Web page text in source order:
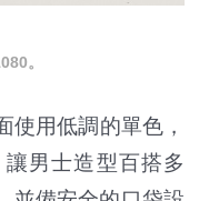
。
用低調的單色，
男士造型百搭多